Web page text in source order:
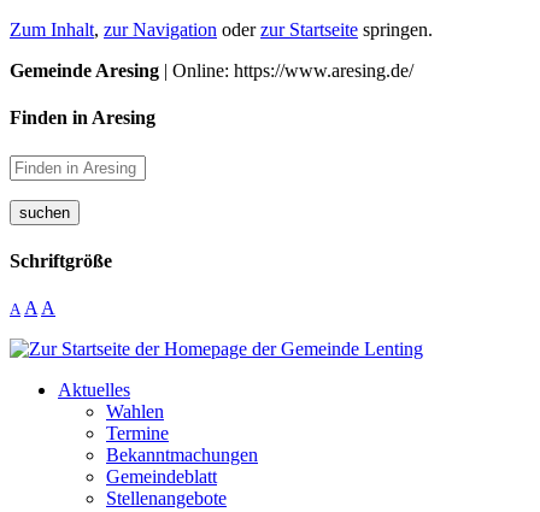
Zum Inhalt, zur Navigation oderzur Startseite springen.
Gemeinde Aresing | Online: https://www.aresing.de/
Finden in Aresing
suchen
Schriftgröße
A A A
Aktuelles
Wahlen
Termine
Bekanntmachungen
Gemeindeblatt
Stellenangebote